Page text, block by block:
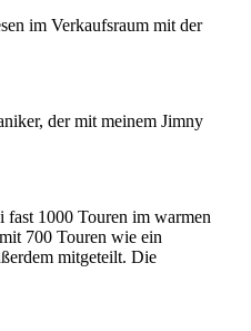
im Verkaufsraum mit der
der mit meinem Jimny
fast 1000 Touren im warmen
700 Touren wie ein
mitgeteilt. Die